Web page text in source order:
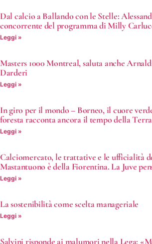
Dal calcio a Ballando con le Stelle:
concorrente del programma di Milly
Leggi »
Masters 1000 Montreal, saluta anche
Darderi
Leggi »
In giro per il mondo – Borneo, il cuore
foresta racconta ancora il tempo della Terra
Leggi »
Calciomercato, le trattative e le ufficialità
Mastantuono è della Fiorentina. La Juve
Leggi »
La sostenibilità come scelta manageriale
Leggi »
Salvini risponde ai malumori nella Lega: